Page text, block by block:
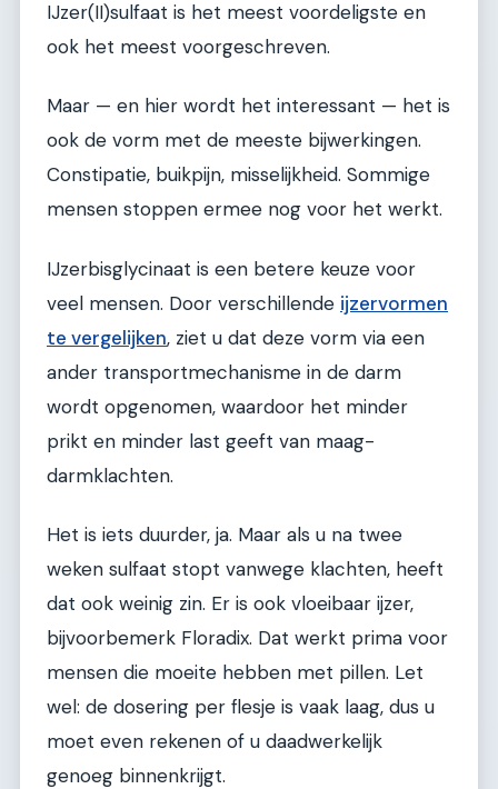
IJzer(II)sulfaat is het meest voordeligste en
ook het meest voorgeschreven.
Maar — en hier wordt het interessant — het is
ook de vorm met de meeste bijwerkingen.
Constipatie, buikpijn, misselijkheid. Sommige
mensen stoppen ermee nog voor het werkt.
IJzerbisglycinaat is een betere keuze voor
veel mensen. Door verschillende ijzervormen
te vergelijken, ziet u dat deze vorm via een
ander transportmechanisme in de darm
wordt opgenomen, waardoor het minder
prikt en minder last geeft van maag-
darmklachten.
Het is iets duurder, ja. Maar als u na twee
weken sulfaat stopt vanwege klachten, heeft
dat ook weinig zin. Er is ook vloeibaar ijzer,
bijvoorbemerk Floradix. Dat werkt prima voor
mensen die moeite hebben met pillen. Let
wel: de dosering per flesje is vaak laag, dus u
moet even rekenen of u daadwerkelijk
genoeg binnenkrijgt.